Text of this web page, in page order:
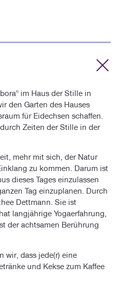
im Haus der Stille in
den Garten des Hauses
für Eidechsen schaffen.
Zeiten der Stille in der
mehr mit sich, der Natur
zu kommen. Darum ist
dieses Tages einzulassen
Tag einzuplanen. Durch
Dettmann. Sie ist
langjährige Yogaerfahrung,
der achtsamen Berührung
wir, dass jede(r) eine
und Kekse zum Kaffee